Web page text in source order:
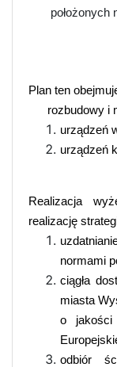
położonych
Plan ten
rozbudowy i
urządzeń
urządzeń
Realizacja
realizację
normami
ciągła
miasta
o
odbiór